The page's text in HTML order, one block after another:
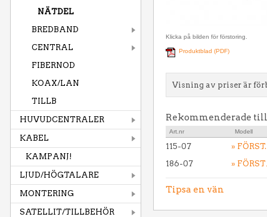
NÄTDEL
BREDBAND
CENTRAL
FIBERNOD
KOAX/LAN
TILLB
HUVUDCENTRALER
KABEL
KAMPANJ!
LJUD/HÖGTALARE
MONTERING
SATELLIT/TILLBEHÖR
Klicka på bilden för förstoring.
Produktblad (PDF)
Visning av priser är
Rekommenderade
Art.nr Modell
115-07
»
186-07
»
Tipsa en vän